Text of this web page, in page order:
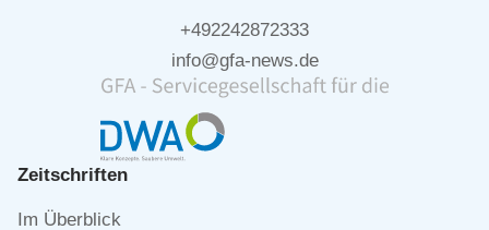
+492242872333
info@gfa-news.de
Zeitschriften
Navigation
Im Überblick